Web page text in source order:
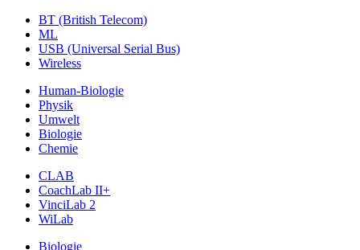
BT (British Telecom)
ML
USB (Universal Serial Bus)
Wireless
Human-Biologie
Physik
Umwelt
Biologie
Chemie
CLAB
CoachLab II+
VinciLab 2
WiLab
Biologie